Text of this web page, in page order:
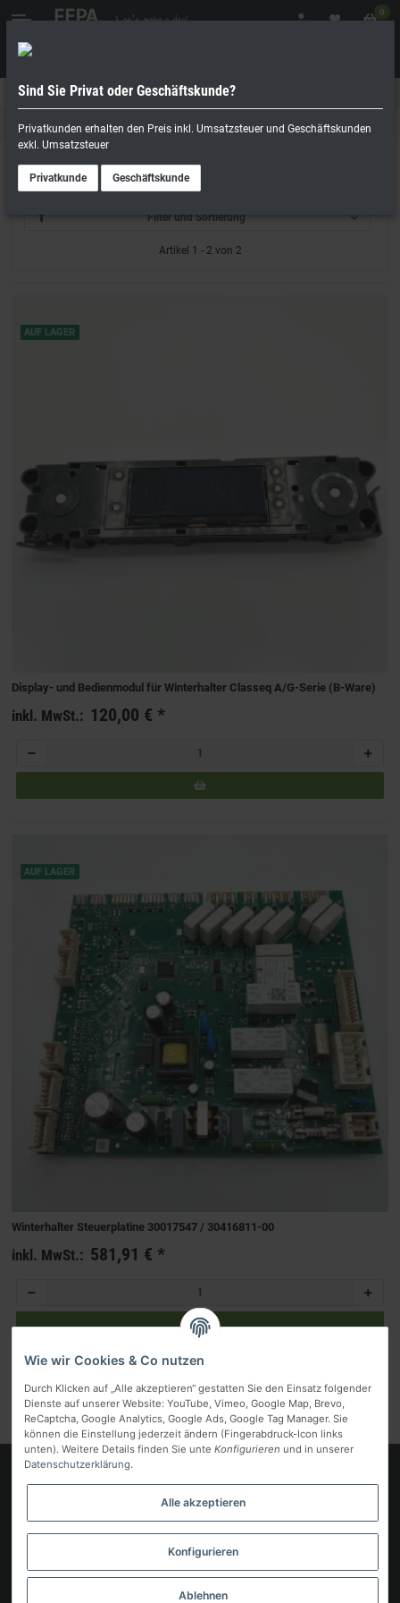
0
Geschäftskunde
Ersatzteile
Winterhalter
Filter und Sortierung
Artikel 1 - 2 von 2
AUF LAGER
Display- und Bedienmodul für Winterhalter Classeq A/G‑Serie (B-Ware)
inkl. MwSt.: 120,00 €*
AUF LAGER
Winterhalter Steuerplatine 30017547 / 30416811‑00
inkl. MwSt.: 581,91 €*
Artikel 1 - 2 von 2
Gesetzliche Informationen
Vertrag widerrufen
Wie wir Cookies & Co nutzen
Durch Klicken auf „Alle akzeptieren“ gestatten Sie den Einsatz folgender
Dienste auf unserer Website: YouTube, Vimeo, Google Map, Brevo,
ReCaptcha, Google Analytics, Google Ads, Google Tag Manager. Sie
können die Einstellung jederzeit ändern (Fingerabdruck-Icon links
unten). Weitere Details finden Sie unte Konfigurieren und in unserer
Datenschutzerklärung.
Alle akzeptieren
Konfigurieren
Ablehnen
Sind Sie Privat oder Geschäftskunde?
Privatkunden erhalten den Preis inkl. Umsatzsteuer und Geschäftskunden
exkl. Umsatzsteuer
Privatkunde Geschäftskunde